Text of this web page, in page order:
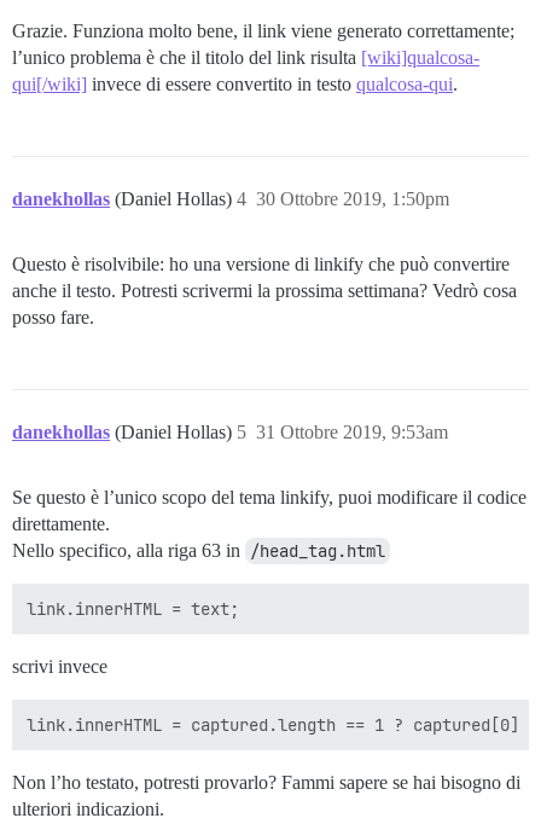
Grazie. Funziona molto bene, il link viene generato correttamente;
l’unico problema è che il titolo del link risulta [wiki]qualcosa-
qui[/wiki] invece di essere convertito in testo qualcosa-qui.
danekhollas (Daniel Hollas) 30 Ottobre 2019, 1:50pm
4
Questo è risolvibile: ho una versione di linkify che può convertire
anche il testo. Potresti scrivermi la prossima settimana? Vedrò cosa
posso fare.
danekhollas (Daniel Hollas) 31 Ottobre 2019, 9:53am
5
Se questo è l’unico scopo del tema linkify, puoi modificare il codice
direttamente.
Nello specifico, alla riga 63 in
/head_tag.html
scrivi invece
Non l’ho testato, potresti provarlo? Fammi sapere se hai bisogno di
ulteriori indicazioni.